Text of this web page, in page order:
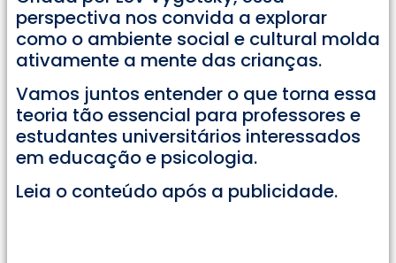
perspectiva nos convida a explorar
como o ambiente social e cultural molda
ativamente a mente das crianças.
Vamos juntos entender o que torna essa
teoria tão essencial para professores e
estudantes universitários interessados
em educação e psicologia.
Leia o conteúdo após a publicidade.